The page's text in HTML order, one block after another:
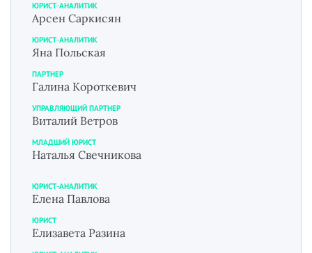
ЮРИСТ-АНАЛИТИК
Арсен Саркисян
ЮРИСТ-АНАЛИТИК
Яна Польская
ПАРТНЕР
Галина Короткевич
УПРАВЛЯЮЩИЙ ПАРТНЕР
Виталий Ветров
МЛАДШИЙ ЮРИСТ
Наталья Свечникова
ЮРИСТ-АНАЛИТИК
Елена Павлова
ЮРИСТ
Елизавета Разина